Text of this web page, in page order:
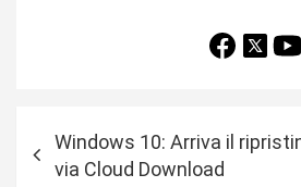
Windows 10: Arriva il
via Cloud Download